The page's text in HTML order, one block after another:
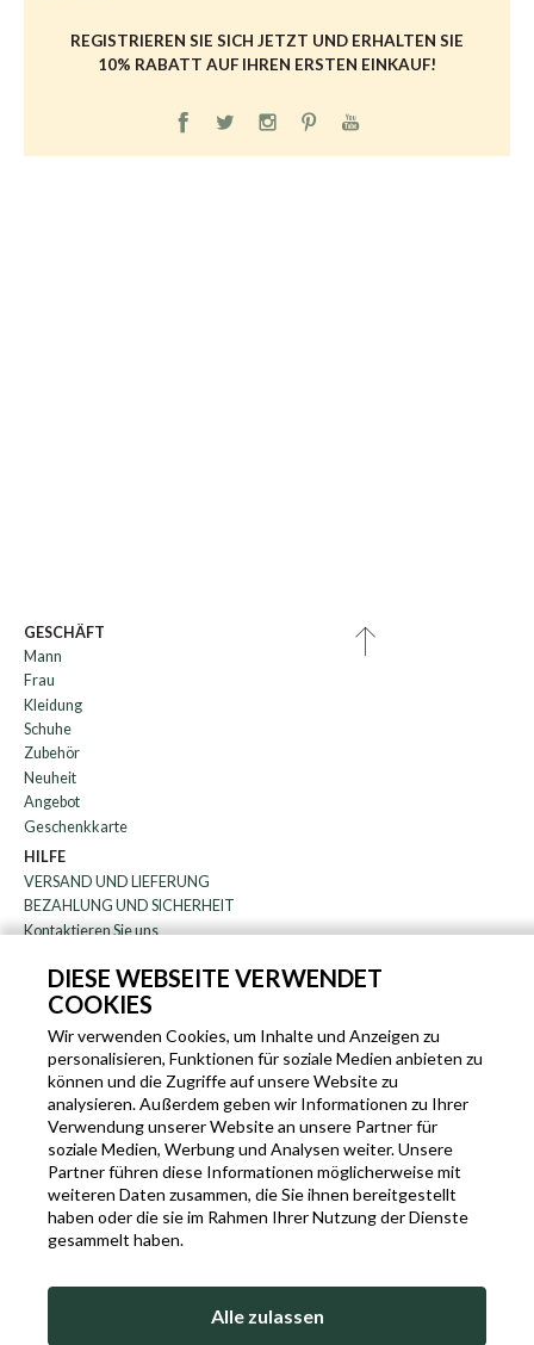
DIESE WEBSEITE VERWENDET
COOKIES
Wir verwenden Cookies, um Inhalte und Anzeigen zu
personalisieren, Funktionen für soziale Medien anbieten zu
können und die Zugriffe auf unsere Website zu
analysieren. Außerdem geben wir Informationen zu Ihrer
Verwendung unserer Website an unsere Partner für
soziale Medien, Werbung und Analysen weiter. Unsere
Partner führen diese Informationen möglicherweise mit
weiteren Daten zusammen, die Sie ihnen bereitgestellt
haben oder die sie im Rahmen Ihrer Nutzung der Dienste
gesammelt haben.
Alle zulassen
REGISTRIEREN SIE SICH JETZT UND ERHALTEN SIE
10% RABATT AUF IHREN ERSTEN EINKAUF!
GESCHÄFT
Mann
Frau
Kleidung
Schuhe
Zubehör
Neuheit
Angebot
Geschenkkarte
HILFE
VERSAND UND LIEFERUNG
BEZAHLUNG UND SICHERHEIT
Kontaktieren Sie uns
DAS UNTERNEHMEN
Rundschreiben
über uns
Blog
Partnerprogramm
EN IT FR DE